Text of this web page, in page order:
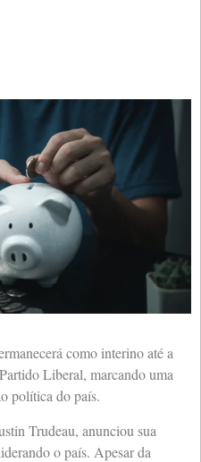
como interino até a
Liberal, marcando uma
política do país.
Trudeau, anunciou sua
o país. Apesar da